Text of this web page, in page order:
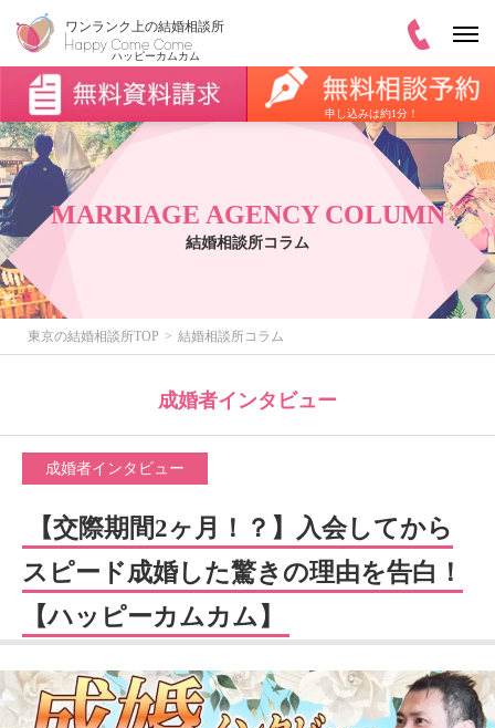
申し込みは約1分！
MARRIAGE AGENCY COLUMN
結婚相談所コラム
東京の結婚相談所TOP 結婚相談所コラム
成婚者インタビュー
成婚者インタビュー
【交際期間2ヶ月！？】入会してから
スピード成婚した驚きの理由を告白！
【ハッピーカムカム】